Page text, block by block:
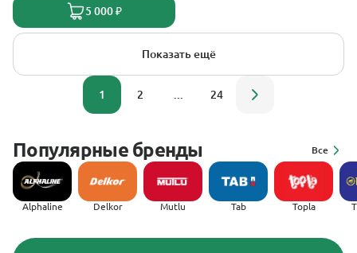
5 000 ₽
Показать ещё
1 2 24
Популярные бренды Все
Alphaline Delkor Mutlu Tab Topla